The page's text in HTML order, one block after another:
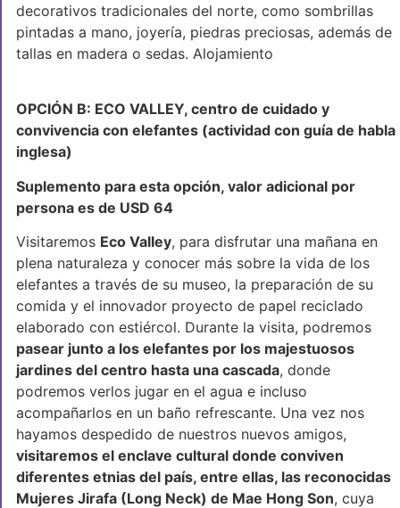
decorativos tradicionales del norte, como sombrillas
pintadas a mano, joyería, piedras preciosas, además de
tallas en madera o sedas. Alojamiento
OPCIÓN B: ECO VALLEY, centro de cuidado y
convivencia con elefantes (actividad con guía de habla
inglesa)
Suplemento para esta opción, valor adicional por
persona es de USD 64
Visitaremos Eco Valley, para disfrutar una mañana en
plena naturaleza y conocer más sobre la vida de los
elefantes a través de su museo, la preparación de su
comida y el innovador proyecto de papel reciclado
elaborado con estiércol. Durante la visita, podremos
pasear junto a los elefantes por los majestuosos
jardines del centro hasta una cascada, donde
podremos verlos jugar en el agua e incluso
acompañarlos en un baño refrescante. Una vez nos
hayamos despedido de nuestros nuevos amigos,
visitaremos el enclave cultural donde conviven
diferentes etnias del país, entre ellas, las reconocidas
Mujeres Jirafa (Long Neck) de Mae Hong Son, cuya